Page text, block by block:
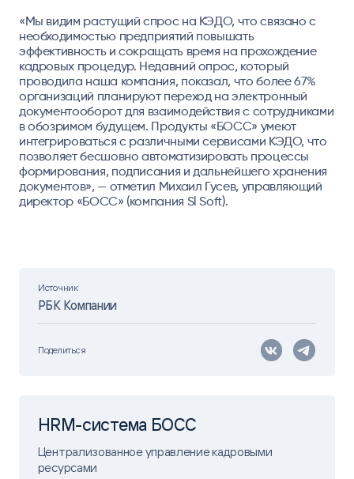
Источник
РБК Компании
Поделиться
«Мы видим растущий спрос на КЭДО, что связано с
необходимостью предприятий повышать
эффективность и сокращать время на прохождение
кадровых процедур. Недавний опрос, который
проводила наша компания, показал, что более 67%
организаций планируют переход на электронный
документооборот для взаимодействия с сотрудниками
в обозримом будущем. Продукты «БОСС» умеют
интегрироваться с различными сервисами КЭДО, что
позволяет бесшовно автоматизировать процессы
формирования, подписания и дальнейшего хранения
документов», — отметил Михаил Гусев, управляющий
директор «БОСС» (компания Sl Soft).
HRM-система БОСС
Централизованное управление кадровыми
ресурсами